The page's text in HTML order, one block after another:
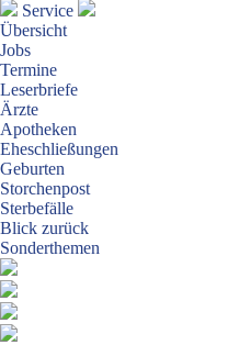
Service
Übersicht
Jobs
Termine
Leserbriefe
Ärzte
Apotheken
Eheschließungen
Geburten
Storchenpost
Sterbefälle
Blick zurück
Sonderthemen